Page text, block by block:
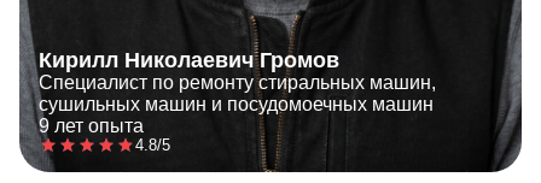
Кирилл Николаевич Громов
Специалист по ремонту стиральных машин,
сушильных машин и посудомоечных машин
9 лет опыта
4.8/5